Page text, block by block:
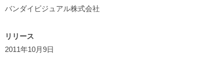
バンダイビジュアル株式会社
リリース
2011年10月9日